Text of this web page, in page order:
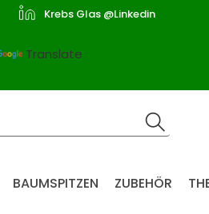
Krebs Glas @Linkedin
Translate
BAUMSPITZEN ZUBEHÖR